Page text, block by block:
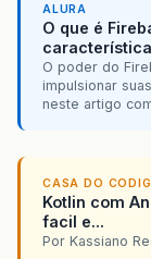
ALURA
O que é
O poder do
impulsionar
neste artigo
CASA DO
Kotlin com
facil e...
Por Kassiano